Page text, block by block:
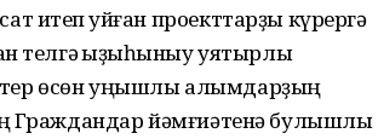
итеп ҡуйған проекттарҙы күрергә
телгә ҡыҙыҡһыныу уятырлыҡ
өсөн уңышлы алымдарҙың
Граждандар йәмғиәтенә булышлыҡ